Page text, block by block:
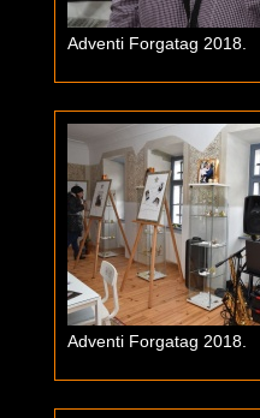
Adventi Forgatag 2018.
Adventi Forgatag 2018.